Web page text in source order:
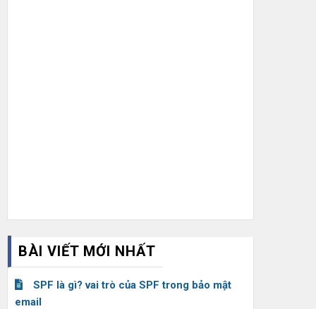
BÀI VIẾT MỚI NHẤT
SPF là gì? vai trò của SPF trong bảo mật
email